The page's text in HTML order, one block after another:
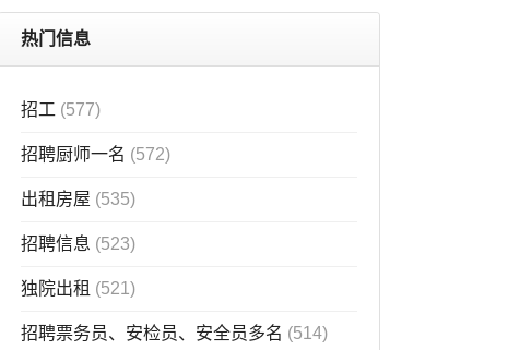
热门信息
招工 (577)
招聘厨师一名 (572)
出租房屋 (535)
招聘信息 (523)
独院出租 (521)
招聘票务员、安检员、安全员多名 (514)